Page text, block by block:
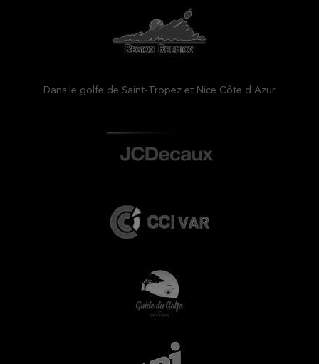
Dans le golfe de Saint-Tropez et Nice Côte d'Azur